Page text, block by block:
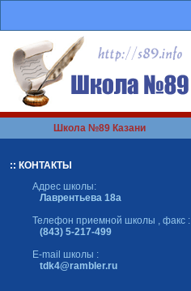
Школа №89 Казани
:: КОНТАКТЫ
Адрес школы:
Лаврентьева 18а
Телефон приемной школы , факс :
(843) 5-217-499
E-mail школы :
tdk4@rambler.ru